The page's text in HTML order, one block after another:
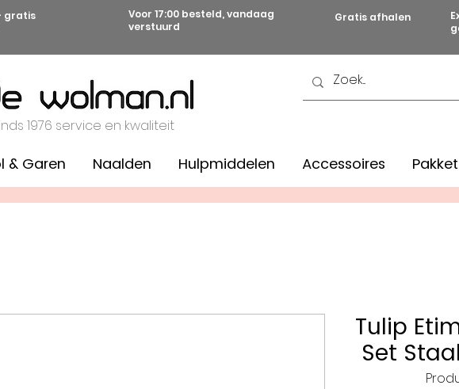
gratis
Voor 17:00 besteld, vandaag
verstuurd
Gratis afhalen
1976 service en kwaliteit
& Garen Naalden Hulpmiddelen Accessoires
Tulip
Set